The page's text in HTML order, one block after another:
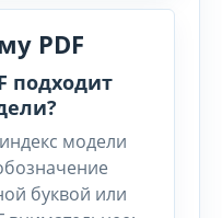
PDF
подходит
модели
буквой или